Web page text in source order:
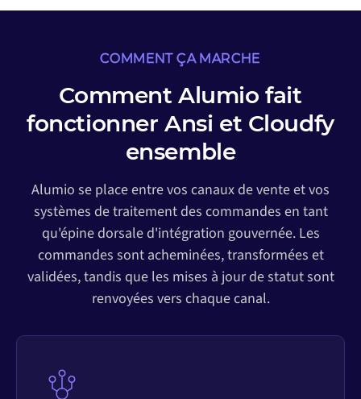
COMMENT ÇA MARCHE
Comment Alumio fait
fonctionner Ansi et Cloudfy
ensemble
Alumio se place entre vos canaux de vente et vos
systèmes de traitement des commandes en tant
qu'épine dorsale d'intégration gouvernée. Les
commandes sont acheminées, transformées et
validées, tandis que les mises à jour de statut sont
renvoyées vers chaque canal.